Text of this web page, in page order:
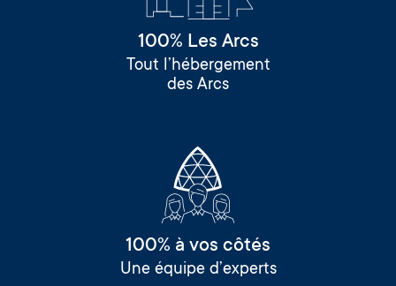
100% Les Arcs
Tout l’hébergement
des Arcs
100% à vos côtés
Une équipe d’experts